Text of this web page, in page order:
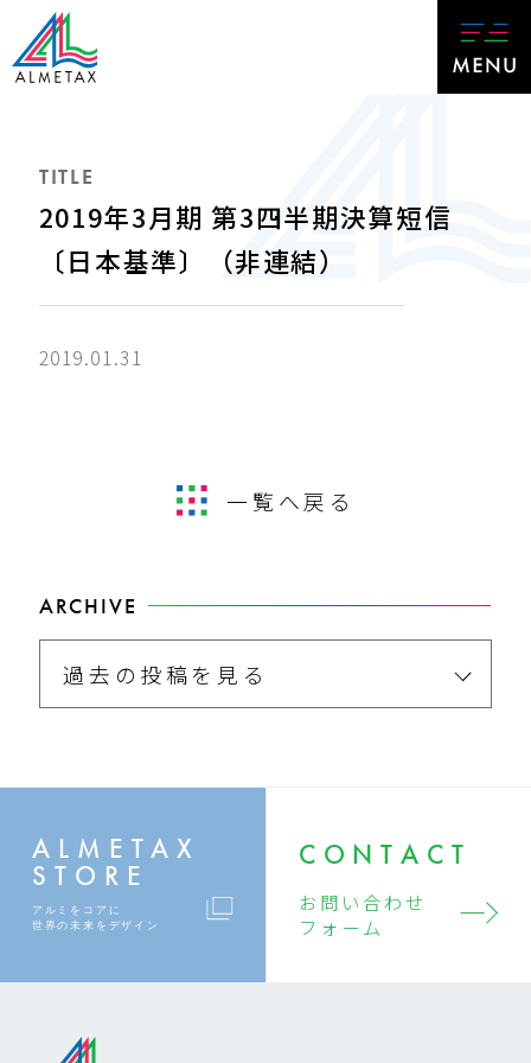
TITLE
2019年3月期 第3四半期決算短信
〔日本基準〕（非連結）
2019.01.31
一覧へ戻る
ARCHIVE
過去の投稿を見る
ALMETAX
STORE
アルミをコアに
世界の未来をデザイン
CONTACT
お問い合わせ
フォーム